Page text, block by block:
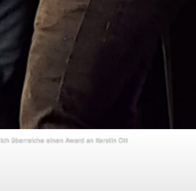
Ich überreiche einen Award an Kerstin Ott